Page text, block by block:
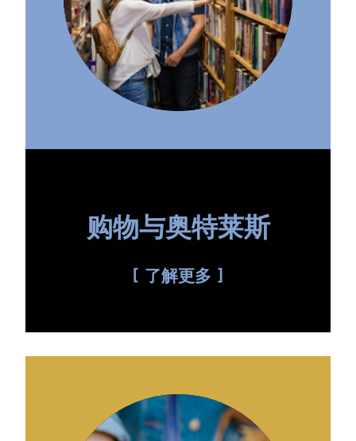
购物与奥特莱斯
了解更多